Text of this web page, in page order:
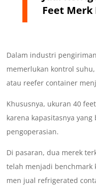
Feet
Dalam industri
memerlukan kontrol
atau reefer container
Khususnya, ukuran 40
karena kapasitasnya
pengoperasian.
Di pasaran, dua merek
telah menjadi benchmark
men jual refrigerated